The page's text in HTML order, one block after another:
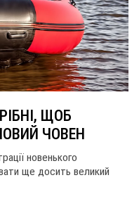
ЩОБ
ЧОВЕН
новенького
ще досить великий